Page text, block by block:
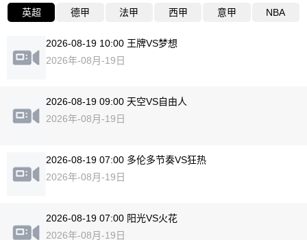
英超 德甲 法甲 西甲 意甲 NBA
2026-08-19 10:00 王牌VS梦想
2026年-08月-19日
2026-08-19 09:00 天空VS自由人
2026年-08月-19日
2026-08-19 07:00 多伦多节奏VS狂热
2026年-08月-19日
2026-08-19 07:00 阳光VS火花
2026年-08月-19日